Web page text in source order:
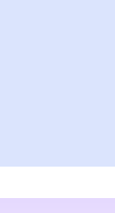
觸碰我的身體，這算不算